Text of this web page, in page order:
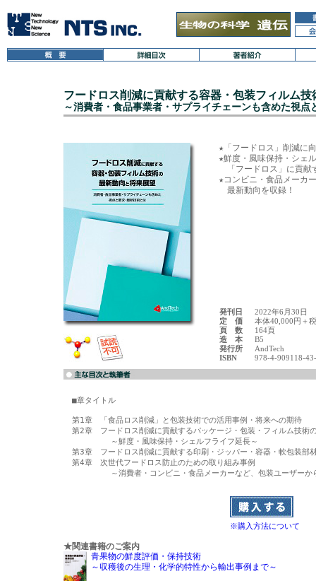
フードロス削減に貢献する容器・包装フィルム
～消費者・食品事業者・サプライチェーンも含めた視点
★「フードロス」削減に
★鮮度・風味保持・シェ
「フードロス」に貢献
★コンビニ・食品メーカ
発刊日
2022年6月30日
定 価
本体40,000円＋税
頁 数
164頁
造 本
B5
発行所
AndTech
ISBN
978-4-909118-
■章タイトル
第1章　「食品ロス削減」と包装技術での活用事例・将来への期待
第2章　フードロス削減に貢献するパッケージ・包装・フィルム技術
～鮮度・風味保持・シェルフライフ延長～
第3章　フードロス削減に貢献する印刷・ジッパー・容器・軟包装部
第4章　次世代フードロス防止のための取り組み事例
～消費者・コンビニ・食品メーカーなど、包装ユーザーか
※購入方法について
★関連書籍のご案内
青果物の鮮度評価・保持技術
～収穫後の生理・化学的特性から輸出事例まで～